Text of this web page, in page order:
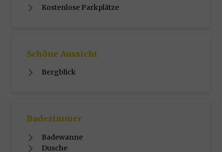
Kostenlose Parkplätze
Schöne Aussicht
Bergblick
Badezimmer
Badewanne
Dusche